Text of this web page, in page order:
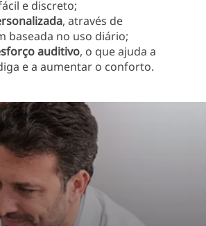
e discreto;
, através de
baseada no uso diário;
auditivo, o que ajuda a
e a aumentar o conforto.